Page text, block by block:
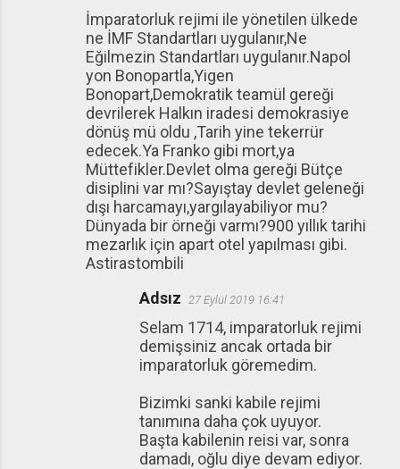
İmparatorluk rejimi ile yönetilen ülkede
ne İMF Standartları uygulanır,Ne
Eğilmezin Standartları uygulanır.Napol
yon Bonopartla,Yigen
Bonopart,Demokratik teamül gereği
devrilerek Halkın iradesi demokrasiye
dönüş mü oldu ,Tarih yine tekerrür
edecek.Ya Franko gibi mort,ya
Müttefikler.Devlet olma gereği Bütçe
disiplini var mı?Sayıştay devlet geleneği
dışı harcamayı,yargılayabiliyor mu?
Dünyada bir örneği varmı?900 yıllık tarihi
mezarlık için apart otel yapılması gibi.
Astirastombili
Adsız 27 Eylül 2019 16:41
Selam 1714, imparatorluk rejimi
demişsiniz ancak ortada bir
imparatorluk göremedim.
Bizimki sanki kabile rejimi
tanımına daha çok uyuyor.
Başta kabilenin reisi var, sonra
damadı, oğlu diye devam ediyor.